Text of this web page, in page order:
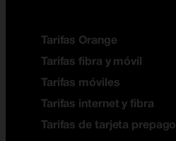
Tarifas Orange
Tarifas fibra y móvil
Tarifas móviles
Tarifas internet y fibra
Tarifas de tarjeta prepago